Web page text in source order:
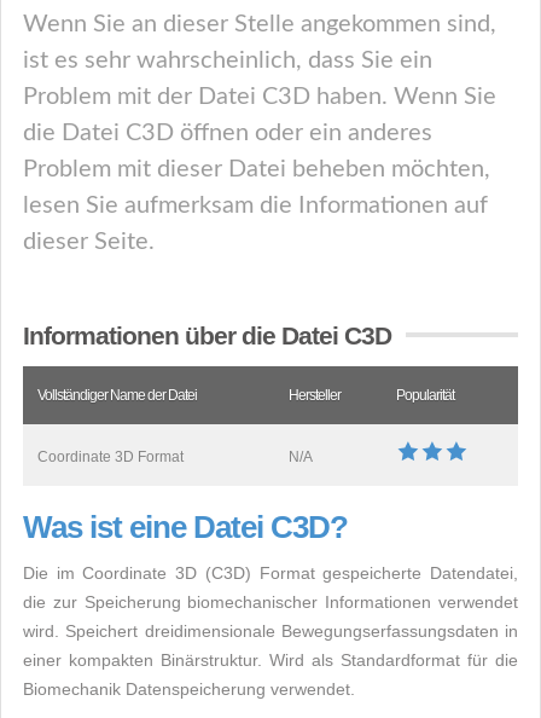
Wenn Sie an dieser Stelle angekommen sind,
ist es sehr wahrscheinlich, dass Sie ein
Problem mit der Datei C3D haben. Wenn Sie
die Datei C3D öffnen oder ein anderes
Problem mit dieser Datei beheben möchten,
lesen Sie aufmerksam die Informationen auf
dieser Seite.
Informationen über die Datei C3D
Vollständiger Name der Datei Hersteller Popularität
Coordinate 3D Format N/A
Was ist eine Datei C3D?
Die im Coordinate 3D (C3D) Format gespeicherte Datendatei,
die zur Speicherung biomechanischer Informationen verwendet
wird. Speichert dreidimensionale Bewegungserfassungsdaten in
einer kompakten Binärstruktur. Wird als Standardformat für die
Biomechanik Datenspeicherung verwendet.